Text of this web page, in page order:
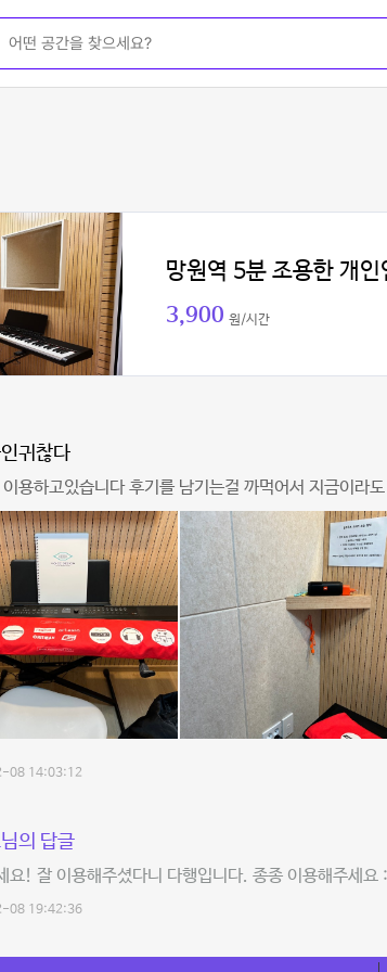
망원역 5분 조용한 개인
3,900 원/시간
귀찮다
용하고있습니다 후기를 남기는걸 까먹어서 지금이라
08 14:03:12
의 답글
요! 잘 이용해주셨다니 다행입니다. 종종 이용해주세요
08 19:42:36